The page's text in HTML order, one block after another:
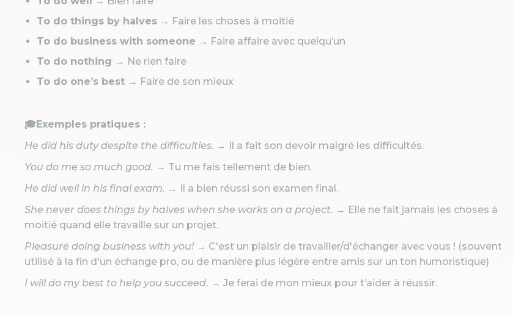
To do things by halves → Faire les choses à moitié
To do business with someone → Faire affaire avec quelqu’un
To do nothing → Ne rien faire
To do one’s best → Faire de son mieux
🎓Exemples pratiques :
He did his duty despite the difficulties. → Il a fait son devoir malgré les difficultés.
You do me so much good. → Tu me fais tellement de bien.
He did well in his final exam. → Il a bien réussi son examen final.
She never does things by halves when she works on a project. → Elle ne fait jamais les choses à
moitié quand elle travaille sur un projet.
Pleasure doing business with you!→ C'est un plaisir de travailler/d'échanger avec vous ! (souvent
utilisé à la fin d'un échange pro, ou de manière plus légère entre amis sur un ton humoristique)
I will do my best to help you succeed. → Je ferai de mon mieux pour t’aider à réussir.